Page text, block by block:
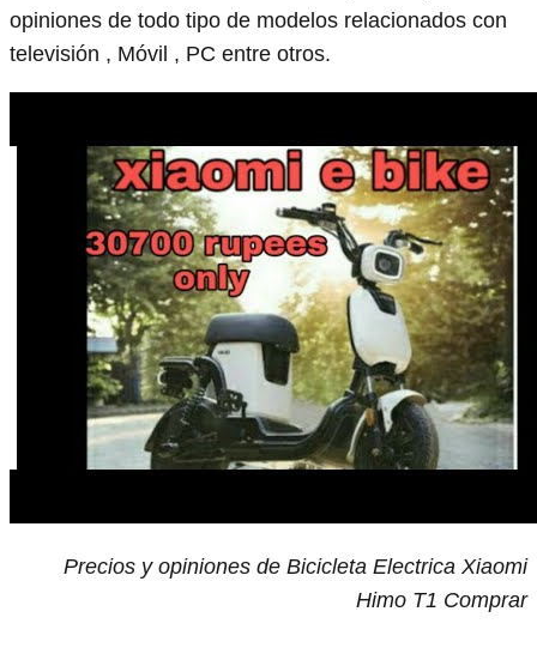
opiniones de todo tipo de modelos relacionados con
televisión , Móvil , PC entre otros.
Precios y opiniones de Bicicleta Electrica Xiaomi
Himo T1 Comprar